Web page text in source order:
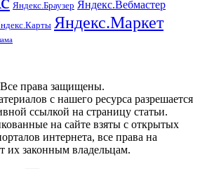
Яндекс.Браузер Яндекс.Вебмастер
Яндекс.Маркет
права защищены.
с нашего ресурса разрешается
ссылкой на страницу статьи.
на сайте взяты с открытых
интернета, все права на
их законным владельцам.